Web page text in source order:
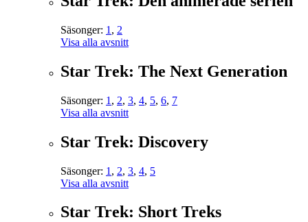
Säsonger: 1 , 2
Visa alla avsnitt
Star Trek: The Next Generation
Säsonger: 1 , 2, 3, 4, 5, 6, 7
Visa alla avsnitt
Star Trek: Discovery
Säsonger: 1 , 2, 3, 4, 5
Visa alla avsnitt
Star Trek: Short Treks